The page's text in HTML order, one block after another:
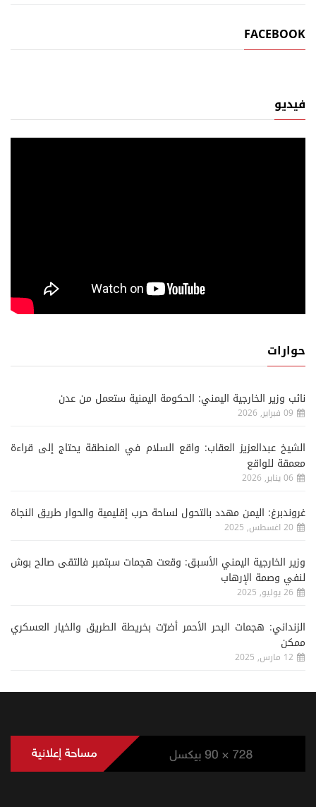
FACEBOOK
فيديو
حوارات
نائب وزير الخارجية اليمني: الحكومة اليمنية ستعمل من عدن
09 فبراير, 2026
الشيخ عبدالعزيز العقاب: واقع السلام في المنطقة يحتاج إلى قراءة
معمقة للواقع
06 يناير, 2026
غروندبرغ: اليمن مهدد بالتحول لساحة حرب إقليمية والحوار طريق النجاة
20 اغسطس, 2025
وزير الخارجية اليمني الأسبق: وقعت هجمات سبتمبر فالتقى صالح بوش
لنفي وصمة الإرهاب
26 يوليو, 2025
الزنداني: هجمات البحر الأحمر أضرّت بخريطة الطريق والخيار العسكري
ممكن
12 مارس, 2025